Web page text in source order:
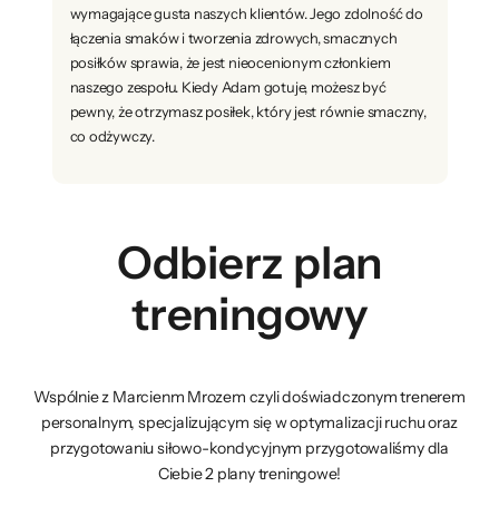
wymagające gusta naszych klientów. Jego zdolność do
łączenia smaków i tworzenia zdrowych, smacznych
posiłków sprawia, że jest nieocenionym członkiem
naszego zespołu. Kiedy Adam gotuje, możesz być
pewny, że otrzymasz posiłek, który jest równie smaczny,
co odżywczy.
Odbierz plan
treningowy
Wspólnie z Marcienm Mrozem czyli doświadczonym trenerem
personalnym, specjalizującym się w optymalizacji ruchu oraz
przygotowaniu siłowo-kondycyjnym przygotowaliśmy dla
Ciebie 2 plany treningowe!